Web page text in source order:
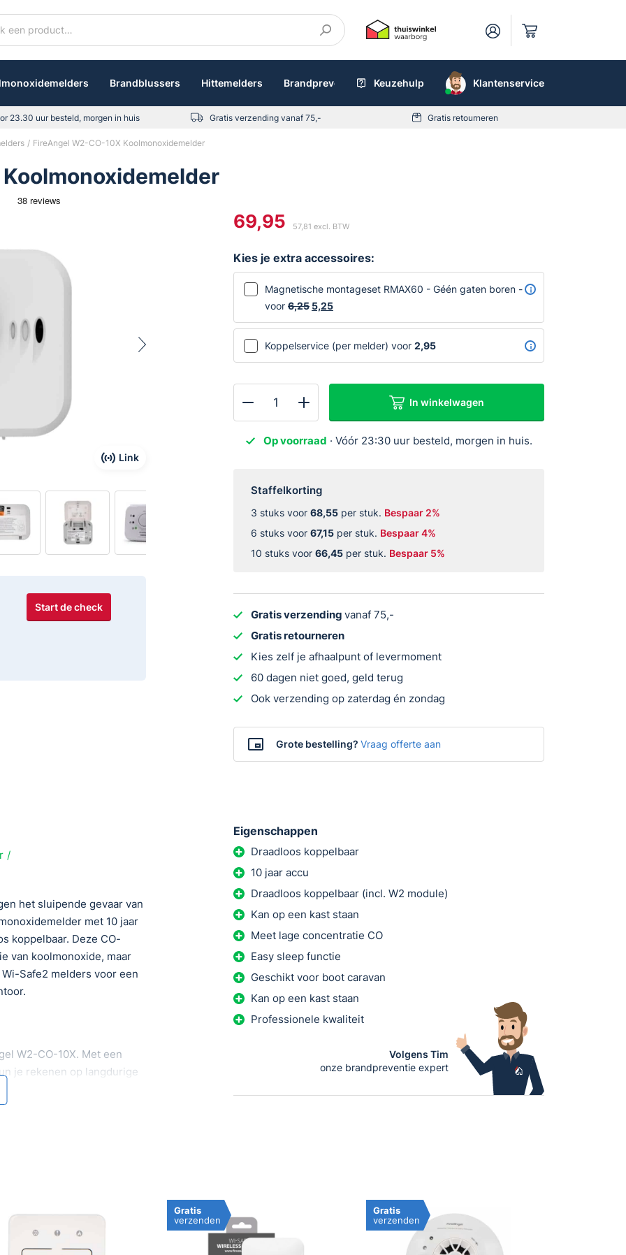
Brandblussers Hittemelders Brandpreventieboxen AED
Keuzehulp Klantenservice
23.30 uur besteld, morgen in huis Gratis verzending vanaf 75,- Gratis retourneren
FireAngel W2-CO-10X Koolmonoxidemelder
Link
Start de check
69,95 57,81 excl. BTW
Kies je extra accessoires:
Magnetische montageset RMAX60 - Géén gaten boren -
voor 6,25 Oorspronkelijke
prijs
was:
5,25
prijs
is:
Koppelservice (per melder) voor 2,95
FireAngel
CO-
aantal
In winkelwagen
Op voorraad · Vóór 23:30 uur besteld, morgen in huis.
Staffelkorting
3 stuks voor 68,55 per stuk. Bespaar 2%
6 stuks voor 67,15 per stuk. Bespaar 4%
10 stuks voor 66,45 per stuk. Bespaar 5%
Gratis verzending vanaf 75,-
Gratis retourneren
Kies zelf je afhaalpunt of levermoment
60 dagen niet goed, geld terug
Ook verzending op zaterdag én zondag
Grote bestelling? Vraag offerte aan
het sluipende gevaar van
met 10 jaar
koppelbaar. Deze CO-
van koolmonoxide, maar
Safe2 melders voor een
W2-CO-10X. Met een
je rekenen op langdurige
melders. Of het nu
je verbindt ze binnen een
Eigenschappen
Draadloos koppelbaar
10 jaar accu
Draadloos koppelbaar (incl. W2 module)
Kan op een kast staan
Meet lage concentratie CO
Easy sleep functie
Geschikt voor boot caravan
Kan op een kast staan
Professionele kwaliteit
Volgens Tim
onze brandpreventie expert
Gratis
verzenden
Gratis
verzenden